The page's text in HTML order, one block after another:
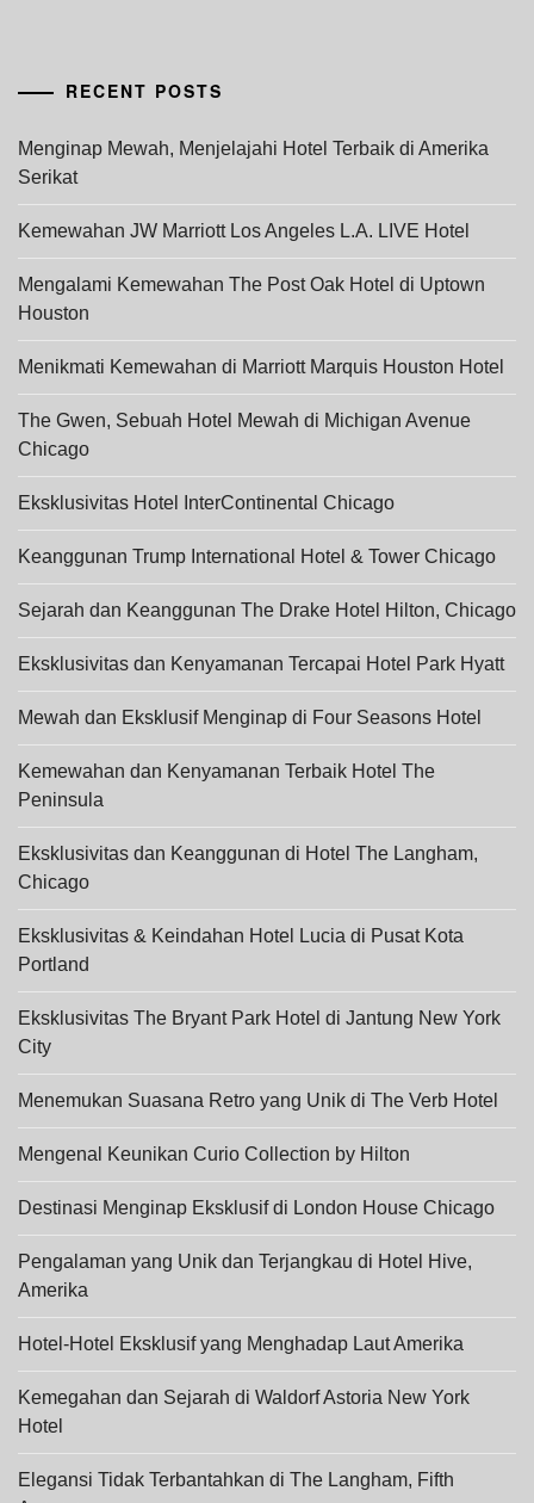
RECENT POSTS
Menginap Mewah, Menjelajahi Hotel Terbaik di Amerika
Serikat
Kemewahan JW Marriott Los Angeles L.A. LIVE Hotel
Mengalami Kemewahan The Post Oak Hotel di Uptown
Houston
Menikmati Kemewahan di Marriott Marquis Houston Hotel
The Gwen, Sebuah Hotel Mewah di Michigan Avenue
Chicago
Eksklusivitas Hotel InterContinental Chicago
Keanggunan Trump International Hotel & Tower Chicago
Sejarah dan Keanggunan The Drake Hotel Hilton, Chicago
Eksklusivitas dan Kenyamanan Tercapai Hotel Park Hyatt
Mewah dan Eksklusif Menginap di Four Seasons Hotel
Kemewahan dan Kenyamanan Terbaik Hotel The
Peninsula
Eksklusivitas dan Keanggunan di Hotel The Langham,
Chicago
Eksklusivitas & Keindahan Hotel Lucia di Pusat Kota
Portland
Eksklusivitas The Bryant Park Hotel di Jantung New York
City
Menemukan Suasana Retro yang Unik di The Verb Hotel
Mengenal Keunikan Curio Collection by Hilton
Destinasi Menginap Eksklusif di London House Chicago
Pengalaman yang Unik dan Terjangkau di Hotel Hive,
Amerika
Hotel-Hotel Eksklusif yang Menghadap Laut Amerika
Kemegahan dan Sejarah di Waldorf Astoria New York
Hotel
Elegansi Tidak Terbantahkan di The Langham, Fifth